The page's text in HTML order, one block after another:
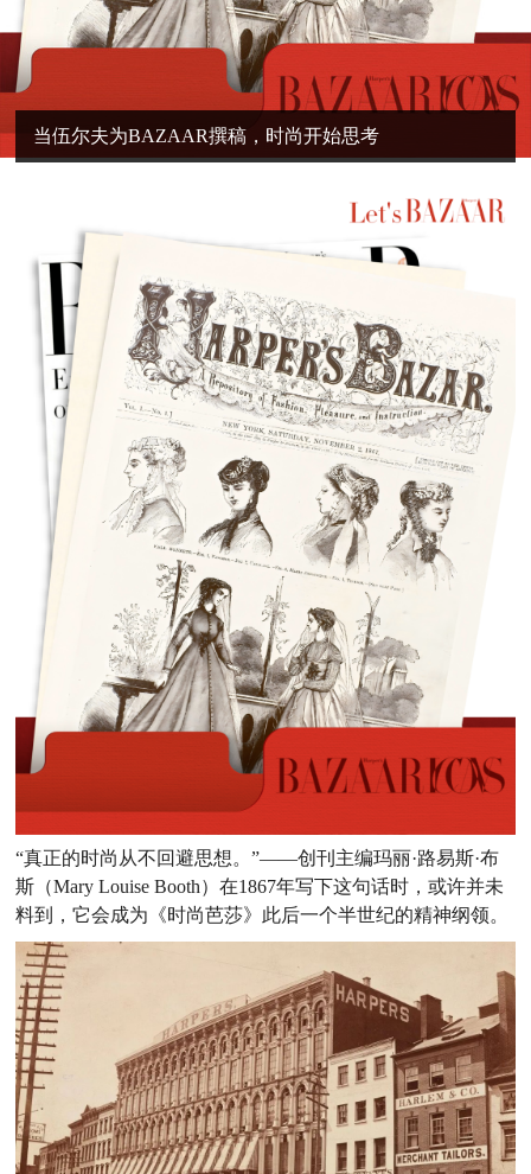
当伍尔夫为BAZAAR撰稿，时尚开始思考
“真正的时尚从不回避思想。”——创刊主编玛丽·路易斯·布
斯（Mary Louise Booth）在1867年写下这句话时，或许并未
料到，它会成为《时尚芭莎》此后一个半世纪的精神纲领。